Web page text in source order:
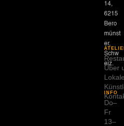
14,
6215
Bero
münst
er,
Schw
eiz.
Über
INFO
Do–
Fr
13–